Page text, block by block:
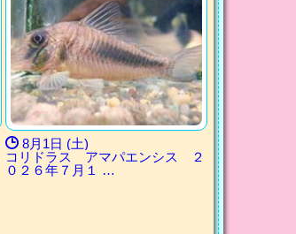
8月1日 (土)
コリドラス アマパエンシス ２
０２６年７月１ …